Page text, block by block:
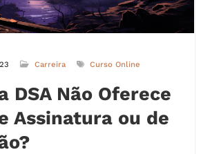
Carreira Curso Online
DSA Não Oferece
Assinatura ou de